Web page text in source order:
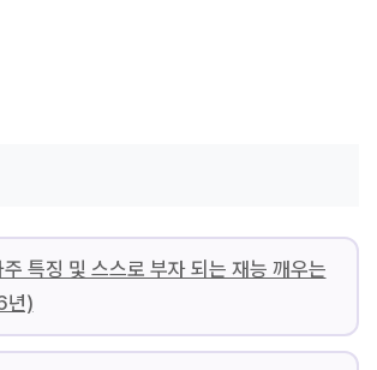
특징 및 스스로 부자 되는 재능 깨우는
년)